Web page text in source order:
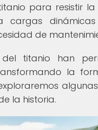
para resistir
cargas
de
del titanio han
la
la historia.